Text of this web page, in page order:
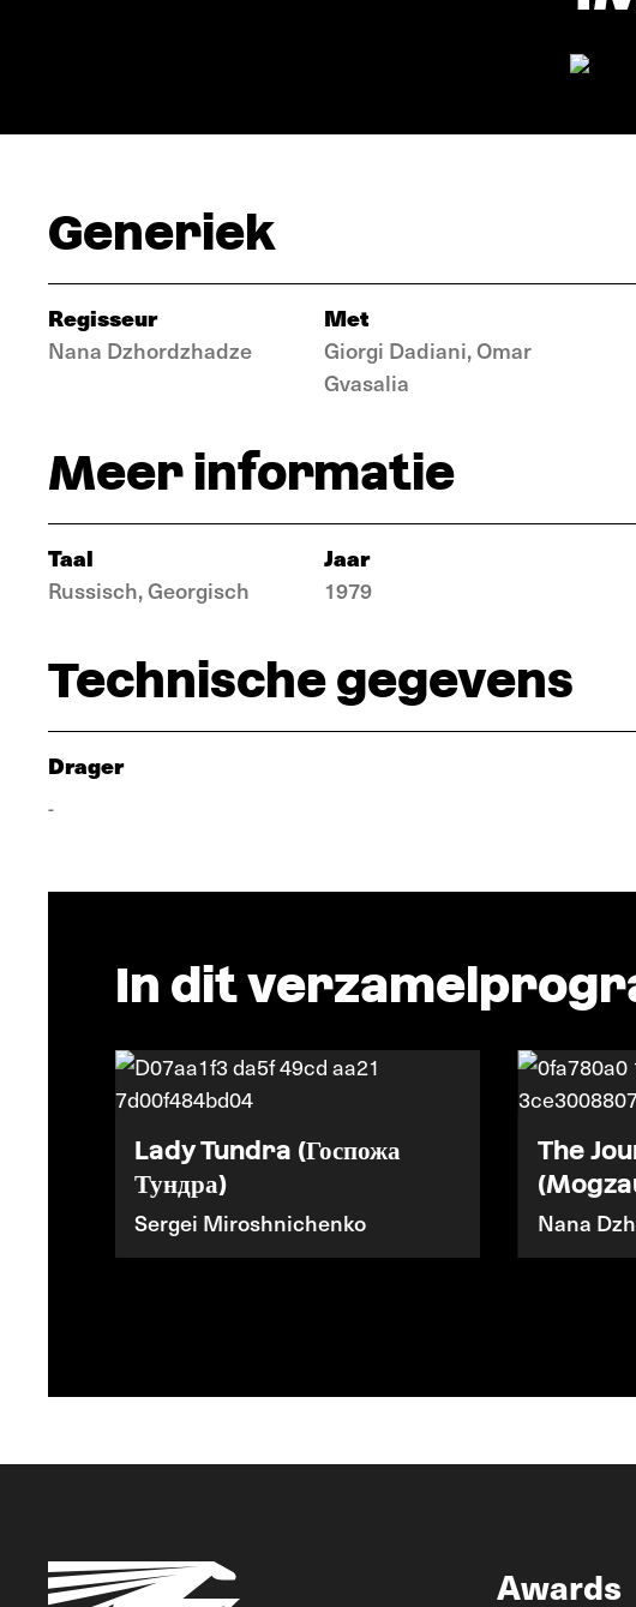
Generiek
Regisseur
Nana Dzhordzhadze
Met
Giorgi Dadiani, Omar
Gvasalia
Meer informatie
Taal
Russisch, Georgisch
Jaar
1979
Technische gegevens
Drager
-
In dit
Lady Tundra (Госпожа
Тундра)
Sergei Miroshnichenko
The
Nana
Awards